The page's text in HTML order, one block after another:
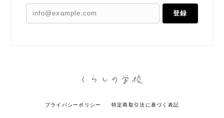
登録
プライバシーポリシー 特定商取引法に基づく表記